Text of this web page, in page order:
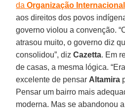
daOrganização
aos direitos dos povos
governo violou a convenção.
atrasou muito, o governo diz
consolidou”, dizCazetta. Em
de casas, a mesma lógica.
excelente de pensar Altamira
Pensar um bairro mais
moderna. Mas se abandonou